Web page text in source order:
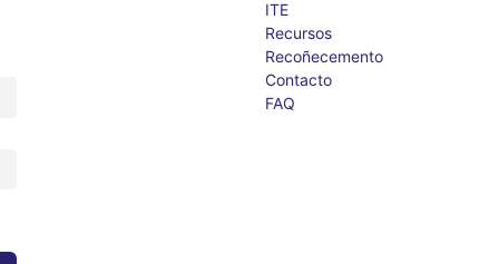
ITE
Recursos
Recoñecemento
Contacto
FAQ